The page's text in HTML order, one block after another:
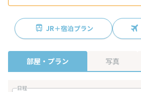
JR＋宿泊プラン
部屋・プラン 写真
日程